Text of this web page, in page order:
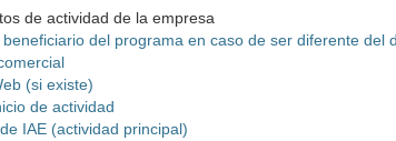
de actividad de la empresa
beneficiario del programa en caso de ser diferente del
(si existe)
de actividad
IAE (actividad principal)